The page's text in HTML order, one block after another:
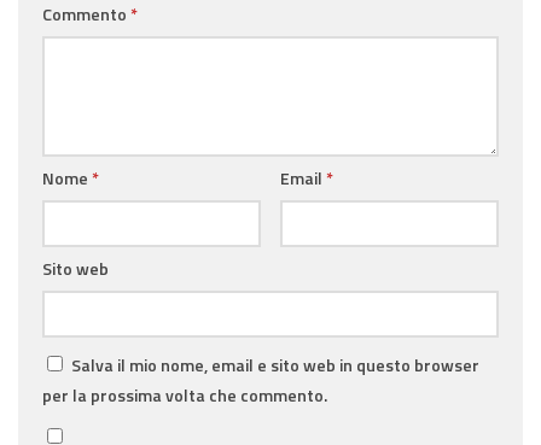
Commento *
Nome * Email *
Sito web
Salva il mio nome, email e sito web in questo browser
per la prossima volta che commento.